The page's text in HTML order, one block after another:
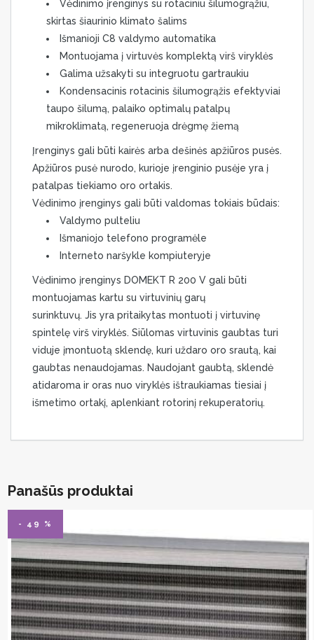
Vėdinimo įrenginys su rotaciniu šilumogrąžiu,
skirtas šiaurinio klimato šalims
Išmanioji C8 valdymo automatika
Montuojama į virtuvės komplektą virš viryklės
Galima užsakyti su integruotu gartraukiu
Kondensacinis rotacinis šilumogrąžis efektyviai
taupo šilumą, palaiko optimalų patalpų
mikroklimatą, regeneruoja drėgmę žiemą
Įrenginys gali būti kairės arba dešinės apžiūros pusės.
Apžiūros pusė nurodo, kurioje įrenginio pusėje yra į
patalpas tiekiamo oro ortakis.
Vėdinimo įrenginys gali būti valdomas tokiais būdais:
Valdymo pulteliu
Išmaniojo telefono programėle
Interneto naršykle kompiuteryje
Vėdinimo įrenginys DOMEKT R 200 V gali būti
montuojamas kartu su virtuvinių garų
surinktuvų. Jis yra pritaikytas montuoti į virtuvinę
spintelę virš viryklės. Siūlomas virtuvinis gaubtas turi
viduje įmontuotą sklendę, kuri uždaro oro srautą, kai
gaubtas nenaudojamas. Naudojant gaubtą, sklendė
atidaroma ir oras nuo viryklės ištraukiamas tiesiai į
išmetimo ortakį, aplenkiant rotorinį rekuperatorių.
Panašūs produktai
- 49 %